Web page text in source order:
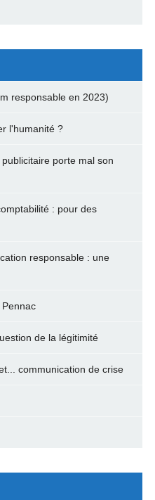
responsable en 2023)
l'humanité ?
porte mal son
: pour des
responsable : une
de la légitimité
communication de crise